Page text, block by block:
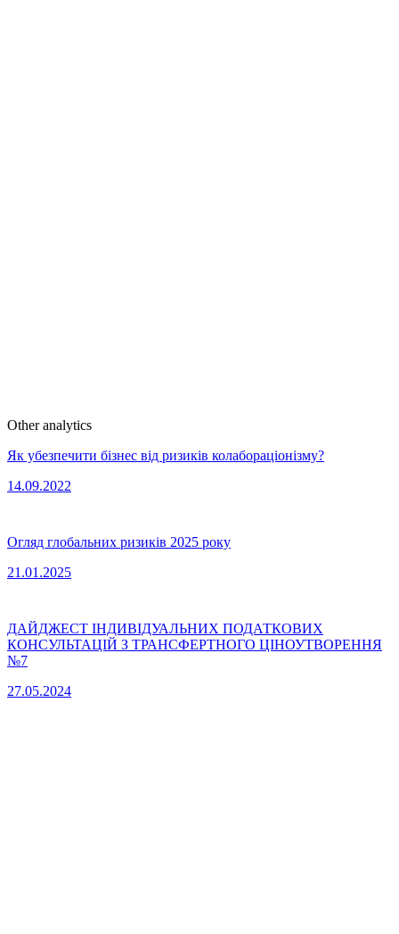
Other analytics
Як убезпечити бізнес від ризиків колабораціонізму?
14.09.2022
Огляд глобальних ризиків 2025 року
21.01.2025
ДАЙДЖЕСТ ІНДИВІДУАЛЬНИХ ПОДАТКОВИХ
КОНСУЛЬТАЦІЙ З ТРАНСФЕРТНОГО ЦІНОУТВОРЕННЯ
№7
27.05.2024